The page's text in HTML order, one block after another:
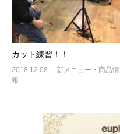
カット練習！！
2018.12.08
新メニュー・商品情
報